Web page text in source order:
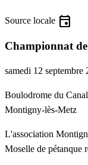
Source locale event
Championnat
samedi 12 septembre
Boulodrome du
Montigny-lès-Metz
L'association
Moselle de pétanque